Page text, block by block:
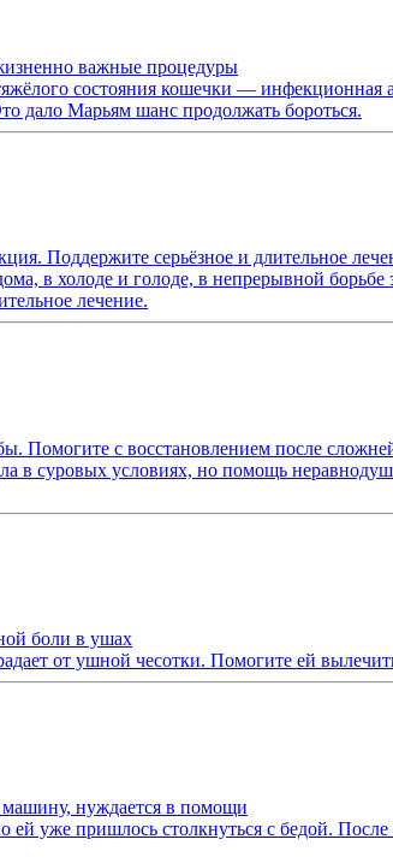
важные процедуры
состояния кошечки — инфекционная
дало Марьям шанс продолжать бороться.
Поддержите серьёзное и длительное
в холоде и голоде, в непрерывной
лечение.
Помогите с восстановлением после
в суровых условиях, но помощь
боли в ушах
от ушной чесотки. Помогите ей
нуждается в помощи
уже пришлось столкнуться с бедой.